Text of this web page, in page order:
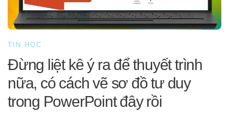
TIN HỌC
Đừng liệt kê ý ra để thuyết trình
nữa, có cách vẽ sơ đồ tư duy
trong PowerPoint đây rồi